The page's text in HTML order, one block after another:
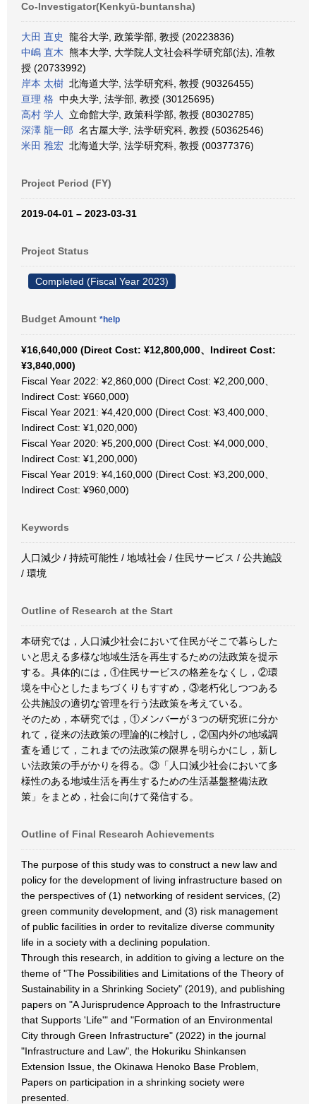
Co-Investigator(Kenkyū-buntansha)
大田 直史
龍谷大学, 政策学部, 教授 (20223836)
中嶋 直木 熊本大学, 大学院人文社会科学研究部(法), 准教
授 (20733992)
岸本 太樹 北海道大学, 法学研究科, 教授 (90326455)
亘理 格 中央大学, 法学部, 教授 (30125695)
高村 学人
立命館大学, 政策科学部, 教授 (80302785)
深澤 龍一郎 名古屋大学, 法学研究科, 教授 (50362546)
米田 雅宏 北海道大学, 法学研究科, 教授 (00377376)
Project Period (FY)
2019-04-01 – 2023-03-31
Project Status
Completed (Fiscal Year 2023)
Budget Amount *help
¥16,640,000 (Direct Cost: ¥12,800,000、Indirect Cost:
¥3,840,000)
Fiscal Year 2022: ¥2,860,000 (Direct Cost: ¥2,200,000、
Indirect Cost: ¥660,000)
Fiscal Year 2021: ¥4,420,000 (Direct Cost: ¥3,400,000、
Indirect Cost: ¥1,020,000)
Fiscal Year 2020: ¥5,200,000 (Direct Cost: ¥4,000,000、
Indirect Cost: ¥1,200,000)
Fiscal Year 2019: ¥4,160,000 (Direct Cost: ¥3,200,000、
Indirect Cost: ¥960,000)
Keywords
人口減少 / 持続可能性 / 地域社会 / 住民サービス / 公共施設
/ 環境
Outline of Research at the Start
本研究では，人口減少社会において住民がそこで暮らした
いと思える多様な地域生活を再生するための法政策を提示
する。具体的には，①住民サービスの格差をなくし，②環
境を中心としたまちづくりもすすめ，③老朽化しつつある
公共施設の適切な管理を行う法政策を考えている。
そのため，本研究では，①メンバーが３つの研究班に分か
れて，従来の法政策の理論的に検討し，②国内外の地域調
査を通じて，これまでの法政策の限界を明らかにし，新し
い法政策の手がかりを得る。③「人口減少社会において多
様性のある地域生活を再生するための生活基盤整備法政
策」をまとめ，社会に向けて発信する。
Outline of Final Research Achievements
The purpose of this study was to construct a new law and
policy for the development of living infrastructure based on
the perspectives of (1) networking of resident services, (2)
green community development, and (3) risk management
of public facilities in order to revitalize diverse community
life in a society with a declining population.
Through this research, in addition to giving a lecture on the
theme of "The Possibilities and Limitations of the Theory of
Sustainability in a Shrinking Society" (2019), and publishing
papers on "A Jurisprudence Approach to the Infrastructure
that Supports 'Life'" and "Formation of an Environmental
City through Green Infrastructure" (2022) in the journal
"Infrastructure and Law", the Hokuriku Shinkansen
Extension Issue, the Okinawa Henoko Base Problem,
Papers on participation in a shrinking society were
presented.